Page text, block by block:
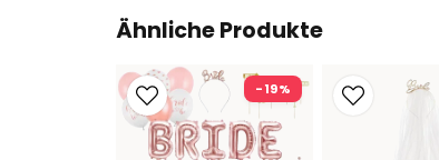
Ähnliche Produkte
-19%